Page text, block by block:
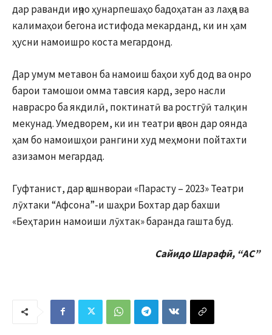
дар раванди иҷро ҳунарпешаҳо бадоҳатан аз лаҳҷа ва
калимаҳои бегона истифода мекарданд, ки ин ҳам
ҳусни намоишро коста мегардонд.
Дар умум метавон ба намоиш баҳои хуб дод ва онро
барои тамошои омма тавсия кард, зеро насли
наврасро ба якдилӣ, поктинатӣ ва ростгӯӣ талқин
мекунад. Умедворем, ки ин театри ҷавон дар оянда
ҳам бо намоишҳои рангини худ меҳмони пойтахти
азизамон мегардад.
Гуфтанист, дар ҷашнвораи «Парасту – 2023» Театри
лӯхтаки “Афсона”-и шаҳри Бохтар дар бахши
«Беҳтарин намоиши лӯхтак» баранда гашта буд.
Сайидо Шарафӣ, “АС”